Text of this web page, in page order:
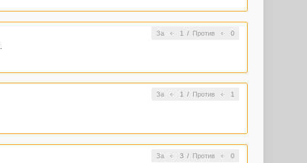
За 1 / Против 0
За 1 / Против 1
За 3/ Против 0